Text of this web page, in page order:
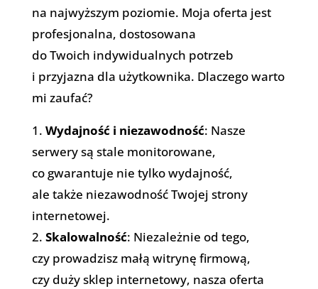
na najwyższym poziomie. Moja oferta jest
profesjonalna, dostosowana
do Twoich indywidualnych potrzeb
i przyjazna dla użytkownika. Dlaczego warto
mi zaufać?
Wydajność i niezawodność: Nasze
serwery są stale monitorowane,
co gwarantuje nie tylko wydajność,
ale także niezawodność Twojej strony
internetowej.
Skalowalność: Niezależnie od tego,
czy prowadzisz małą witrynę firmową,
czy duży sklep internetowy, nasza oferta